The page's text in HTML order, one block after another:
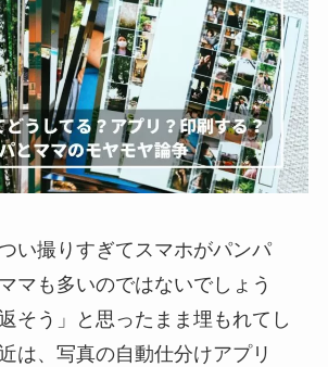
い撮りすぎてスマホがパンパ
マも多いのではないでしょう
そう」と思ったまま埋もれてし
は、写真の自動仕分けアプリ